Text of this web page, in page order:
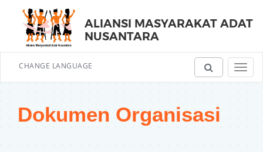
ALIANSI MASYARAKAT ADAT
NUSANTARA
CHANGE LANGUAGE
Dokumen Organisasi